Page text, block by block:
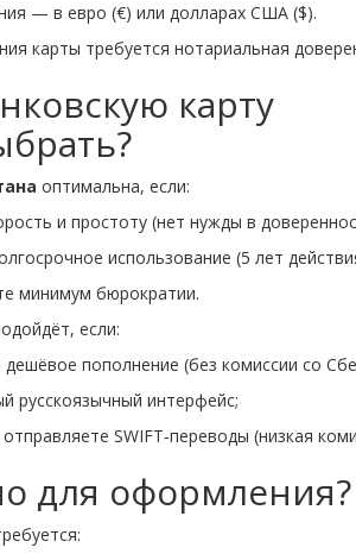
— в евро (€) или долларах США ($).
карты требуется нотариальная
карту
?
оптимальна, если:
и простоту (нет нужды в
использование (5 лет
минимум бюрократии.
если:
дешёвое пополнение (без комиссии со
русскоязычный интерфейс;
отправляете SWIFT‑переводы (низкая
для оформления?